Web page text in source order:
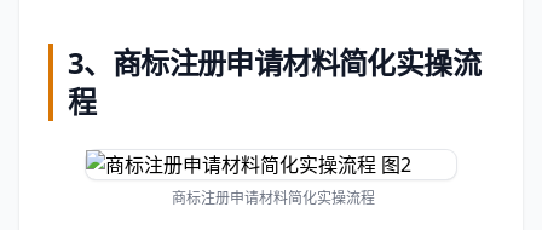
3、商标注册申请材料简化实操流
程
商标注册申请材料简化实操流程